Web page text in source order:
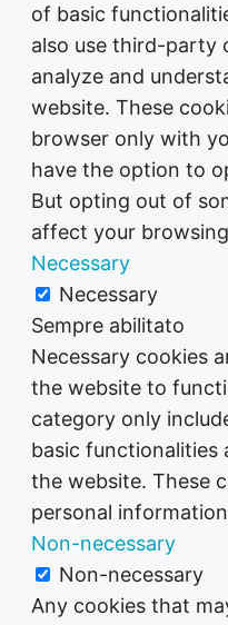
of basic
also use third-party
analyze and
website. These
browser only with
have the option to
But opting out of
affect your
Necessary
Necessary
Sempre abilitato
Necessary cookies
the website to
category only
basic functionalities
the website. These
personal
Non-necessary
Non-necessary
Any cookies that